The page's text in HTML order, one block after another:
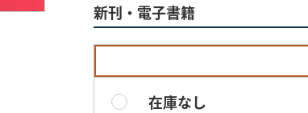
新刊・電子書籍
在庫なし